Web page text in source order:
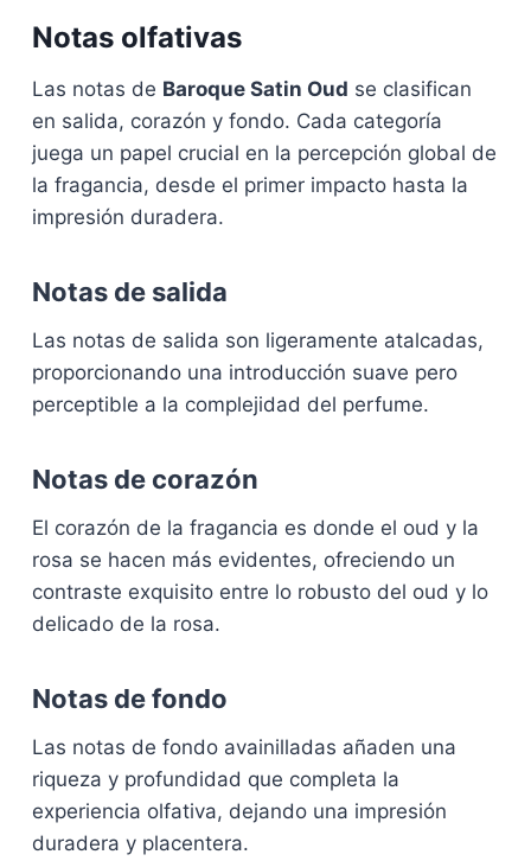
Notas olfativas
Las notas de Baroque Satin Oud se clasifican
en salida, corazón y fondo. Cada categoría
juega un papel crucial en la percepción global de
la fragancia, desde el primer impacto hasta la
impresión duradera.
Notas de salida
Las notas de salida son ligeramente atalcadas,
proporcionando una introducción suave pero
perceptible a la complejidad del perfume.
Notas de corazón
El corazón de la fragancia es donde el oud y la
rosa se hacen más evidentes, ofreciendo un
contraste exquisito entre lo robusto del oud y lo
delicado de la rosa.
Notas de fondo
Las notas de fondo avainilladas añaden una
riqueza y profundidad que completa la
experiencia olfativa, dejando una impresión
duradera y placentera.